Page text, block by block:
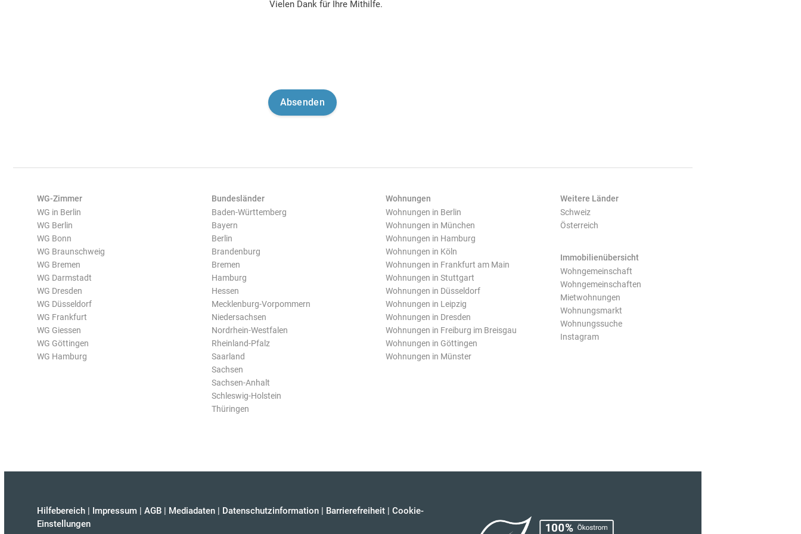
Vielen Dank für Ihre Mithilfe.
WG-Zimmer
WG in Berlin
WG Berlin
WG Bonn
WG Braunschweig
WG Bremen
WG Darmstadt
WG Dresden
WG Düsseldorf
WG Frankfurt
WG Giessen
WG Göttingen
WG Hamburg
Bundesländer
Baden-Württemberg
Bayern
Berlin
Brandenburg
Bremen
Hamburg
Hessen
Mecklenburg-Vorpommern
Niedersachsen
Nordrhein-Westfalen
Rheinland-Pfalz
Saarland
Sachsen
Sachsen-Anhalt
Schleswig-Holstein
Thüringen
Wohnungen
Wohnungen in Berlin
Wohnungen in München
Wohnungen in Hamburg
Wohnungen in Köln
Wohnungen in Frankfurt am Main
Wohnungen in Stuttgart
Wohnungen in Düsseldorf
Wohnungen in Leipzig
Wohnungen in Dresden
Wohnungen in Freiburg im Breisgau
Wohnungen in Göttingen
Wohnungen in Münster
Weitere Länder
Schweiz
Österreich
Immobilienübersicht
Wohngemeinschaft
Wohngemeinschaften
Mietwohnungen
Wohnungsmarkt
Wohnungssuche
Instagram
Hilfebereich | Impressum | AGB | Mediadaten | Datenschutzinformation | Barrierefreiheit | Cookie-
Einstellungen